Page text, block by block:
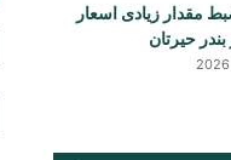
مقدار زیادی اسعار
حیرتان